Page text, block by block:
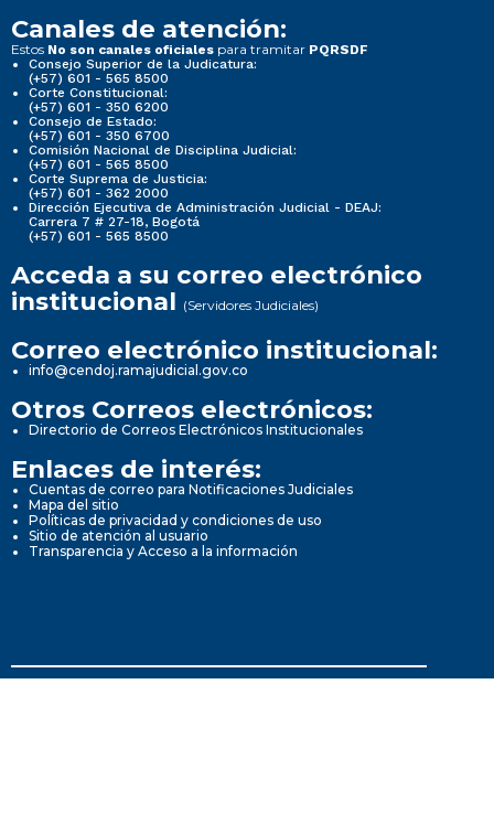
Canales de atención:
Estos No son canales oficiales para tramitar PQRSDF
Consejo Superior de la Judicatura:
(+57) 601 - 565 8500
Corte Constitucional:
(+57) 601 - 350 6200
Consejo de Estado:
(+57) 601 - 350 6700
Comisión Nacional de Disciplina Judicial:
(+57) 601 - 565 8500
Corte Suprema de Justicia:
(+57) 601 - 362 2000
Dirección Ejecutiva de Administración Judicial - DEAJ:
Carrera 7 # 27-18, Bogotá
(+57) 601 - 565 8500
Acceda a su correo electrónico
institucional (Servidores Judiciales)
Correo electrónico institucional:
info@cendoj.ramajudicial.gov.co
Otros Correos electrónicos:
Directorio de Correos Electrónicos Institucionales
Enlaces de interés:
Cuentas de correo para Notificaciones Judiciales
Mapa del sitio
Políticas de privacidad y condiciones de uso
Sitio de atención al usuario
Transparencia y Acceso a la información